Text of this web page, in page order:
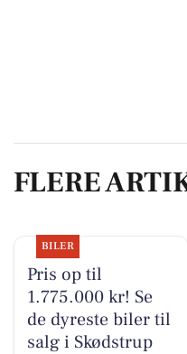
FLERE
BILER
Pris op til
1.775.000 kr! Se
de dyreste biler til
salg i Skødstrup